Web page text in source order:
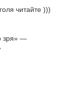
читайте )))
зря» —